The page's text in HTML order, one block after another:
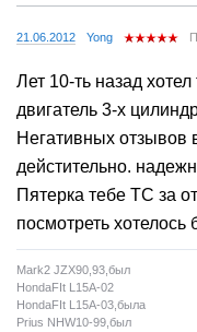
21.06.2012 Yong
Лет 10-ть назад
двигатель 3-х
Негативных отзывов
дейстительно.
Пятерка тебе ТС за
посмотреть хотелось
Mark2 JZX90,93,был
HondaFIt L15A-02
HondaFIt L15A-03,была
Prius NHW10-99,был